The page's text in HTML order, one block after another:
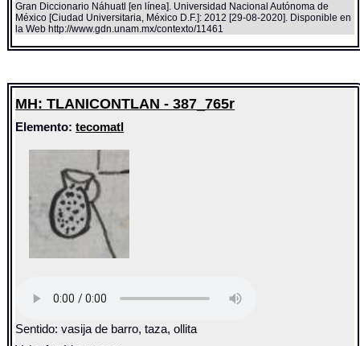
Gran Diccionario Náhuatl [en línea]. Universidad Nacional Autónoma de
México [Ciudad Universitaria, México D.F.]: 2012 [29-08-2020]. Disponible en
la Web http://www.gdn.unam.mx/contexto/11461
MH: TLANICONTLAN - 387_765r
Elemento:tecomatl
Sentido: vasija de barro, taza, ollita